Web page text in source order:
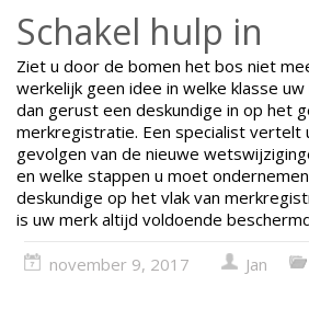
Schakel hulp in
Ziet u door de bomen het bos niet
werkelijk geen idee in welke klasse uw
dan gerust een deskundige in op het
merkregistratie. Een specialist vertelt
gevolgen van de nieuwe
en welke stappen u moet
deskundige op het vlak van
is uw merk altijd voldoende
november 9, 2017 Jan